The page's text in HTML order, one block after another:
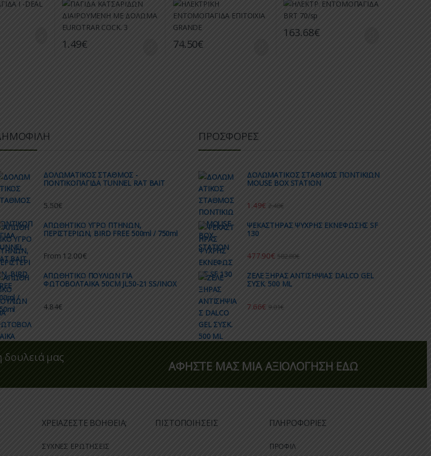
1.49€ 74.50€
163.68€
ΔΟΛΩΜΑΤΙΚΟΣ ΣΤΑΘΜΟΣ -
ΠΟΝΤΙΚΟΠΑΓΙΔΑ TUNNEL RAT BAIT
5.50€
AΠΩΘΗΤΙΚΟ ΥΓΡΟ ΠΤΗΝΩΝ,
ΠΕΡΙΣΤΕΡΙΩΝ, BIRD FREE 500ml / 750ml
From 12.00€
ΑΠΩΘΗΤΙΚO ΠΟΥΛΙΩΝ ΓΙΑ
ΦΩΤΟΒΟΛΤΑΙΚΑ 50CM JL50-21 SS/INOX
4.84€
ΠΡΟΣΦΟΡΕΣ
ΔΟΛΩΜΑΤΙΚΟΣ ΣΤΑΘΜΟΣ ΠΟΝΤΙΚΙΩΝ
MOUSE BOX STATION
1.49€ 2.48€
ΨΕΚΑΣΤΗΡΑΣ ΨΥΧΡΗΣ ΕΚΝΕΦΩΣΗΣ SF
130
477.90€ 582.80€
ΖΕΛΕ ΞΗΡΑΣ ΑΝΤΙΣΗΨΙΑΣ DALCO GEL
ΣΥΣΚ. 500 ML
7.66€ 9.01€
δουλειά μας
ΑΦΗΣΤΕ ΜΑΣ ΜΙΑ ΑΞΙΟΛΟΓΗΣΗ ΕΔΩ
ΧΡΕΙΑΖΕΣΤΕ ΒΟΗΘΕΙΑ;
ΣΥΧΝΕΣ ΕΡΩΤΗΣΕΙΣ
ΠΙΣΤΟΠΟΙΗΣΕΙΣ ΠΛΗΡΟΦΟΡΙΕΣ
ΠΡΟΦΙΛ